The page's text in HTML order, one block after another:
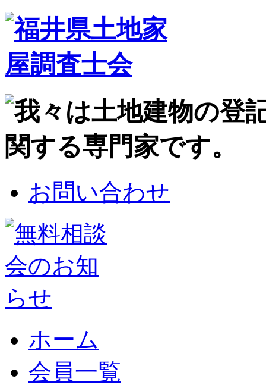
お問い合わせ
ホーム
会員一覧